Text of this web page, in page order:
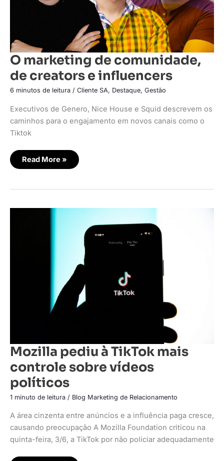
O marketing de comunidade,
de creators e influencers
6 minutos de leitura / Cliente SA, Destaque, Gestão
Executivos de Genero, Nice House e Squid descrevem os
caminhos para o engajamento em novos canais como o
Tiktok
Read More »
Mozilla pediu à TikTok mais
controle sobre vídeos
políticos
1 minuto de leitura / Blog Marketing de Relacionamento
A área cinzenta entre anúncios e a influência paga cresce,
causando preocupação A Mozilla Foundation criticou na
quinta-feira, 3/6, a TikTok por não policiar adequadamente
Mozilla